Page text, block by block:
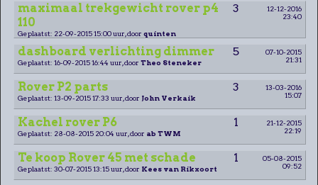
maximaal trekgewicht rover p4
110
3
12-12-2016
23:40
Geplaatst: 22-09-2015 15:00 uur, door quinten
dashboard verlichting dimmer 5
07-10-2015
21:31
Geplaatst: 16-09-2015 16:44 uur, door Theo Steneker
Rover P2 parts 3
13-03-2016
15:07
Geplaatst: 13-09-2015 17:33 uur, door John Verkaik
Kachel rover P6 1
21-12-2015
22:19
Geplaatst: 28-08-2015 20:04 uur, door ab TWM
Te koop Rover 45 met schade 1
05-08-2015
09:52
Geplaatst: 30-07-2015 13:15 uur, door Kees van Rikxoort